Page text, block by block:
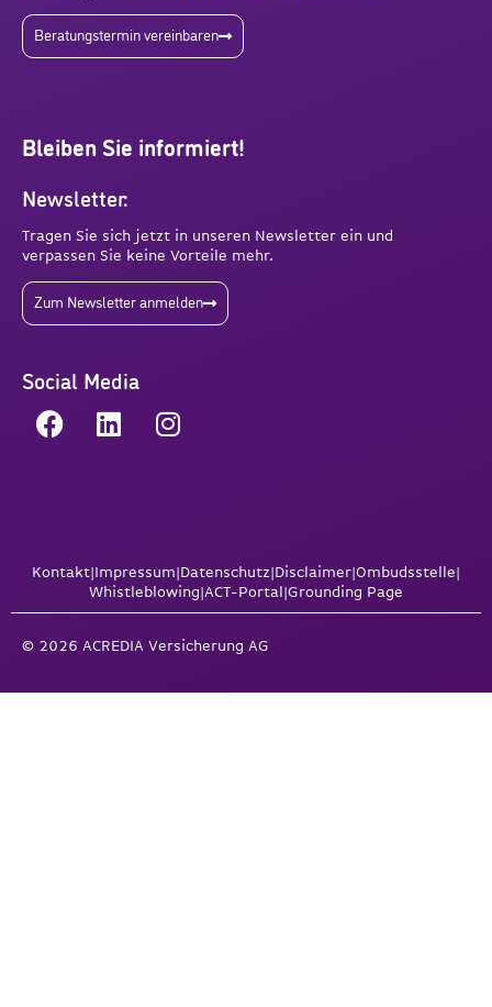
Beratungstermin vereinbaren
Bleiben Sie informiert!
Newsletter:
Tragen Sie sich jetzt in unseren Newsletter ein und
verpassen Sie keine Vorteile mehr.
Zum Newsletter anmelden
Social Media
Kontakt|Impressum|Datenschutz|Disclaimer|Ombudsstelle|
Whistleblowing|ACT-Portal|Grounding Page
© 2026 ACREDIA Versicherung AG